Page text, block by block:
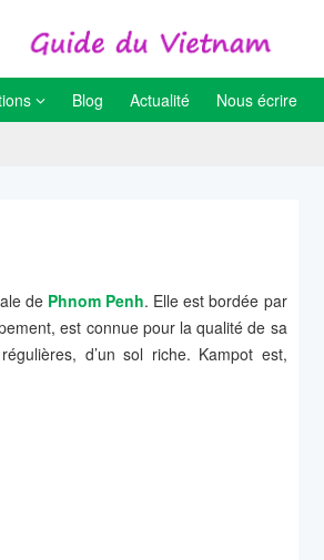
Blog Actualité Nous écrire
de Phnom Penh. Elle est bordée par
est connue pour la qualité de sa
d’un sol riche. Kampot est,